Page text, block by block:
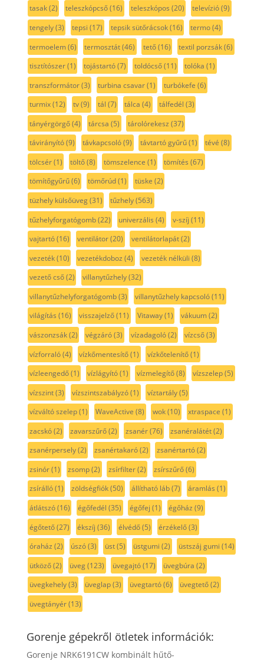
tasak(2) teleszkópcső(16) teleszkópos (20) televízió(9)
tengely(3) tepsi (17) tepsik sütőrácsok(16) termo(4)
termoelem(6) termosztát(46) tető(16) textil porzsák(6)
tisztítószer(1) tojástartó(7) toldócső(11) tolóka (1)
transzformátor(3) turbina csavar(1) turbókefe (6)
turmix(12) tv(9) tál (7) tálca (4) tálfedél (3)
tányérgörgő(4) tárcsa (5) tárolórekesz (37)
távirányító(9) távkapcsoló(9) távtartó gyűrű(1) tévé (8)
tölcsér(1) töltő(8) tömszelence (1) tömítés (67)
tömítőgyűrű(6) tömőrúd(1) tüske (2)
tüzhely külsőüveg(31) tűzhely(563)
tűzhelyforgatógomb(22) univerzális (4) v-szíj (11)
vajtartó(16) ventilátor(20) ventilátorlapát(2)
vezeték(10) vezetékdoboz (4) vezeték nélküli (8)
vezető cső(2) villanytűzhely(32)
villanytűzhelyforgatógomb(3) villanytűzhely kapcsoló(11)
világítás (16) visszajelző(11) Vitaway(1) vákuum(2)
vászonzsák(2) végzáró(3) vízadagoló(2) vízcső(3)
vízforraló(4) vízkőmentesítő(1) vízkőtelenítő(1)
vízleengedő(1) vízlágyító(1) vízmelegítő(8) vízszelep(5)
vízszint(3) vízszintszabályzó(1) víztartály(5)
vízváltó szelep(1) WaveActive (8) wok(10) xtraspace (1)
zacskó(2) zavarszűrő(2) zsanér(76) zsanéralátét(2)
zsanérpersely(2) zsanértakaró(2) zsanértartó(2)
zsinór(1) zsomp(2) zsírfilter(2) zsírszűrő(6)
zsírálló(1) zöldségfiók(50) állítható láb(7) áramlás (1)
átlátszó(16) égőfedél (35) égőfej (1) égőház (9)
égőtető(27) ékszíj (36) élvédő(5) érzékelő(3)
óraház (2) úszó(3) üst(5) üstgumi (2) üstszáj gumi (14)
ütköző(2) üveg(123) üvegajtó(17) üvegbúra (2)
üvegkehely(3) üveglap(3) üvegtartó(6) üvegtető(2)
üvegtányér(13)
Gorenje gépekről ötletek információk:
Gorenje NRK6191CW kombinált hűtő-